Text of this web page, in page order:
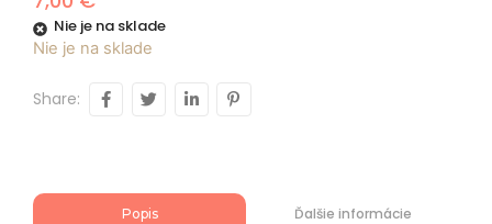
Nie je na sklade
Nie je na sklade
Share:
Popis Ďalšie informácie